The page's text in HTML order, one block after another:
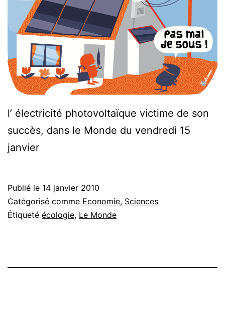
l’ électricité photovoltaïque victime de son
succès, dans le Monde du vendredi 15
janvier
Publié le 14 janvier 2010
Catégorisé comme Economie, Sciences
Étiqueté écologie, Le Monde